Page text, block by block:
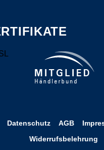
Datenschutz AGB
Widerrufsbelehrung